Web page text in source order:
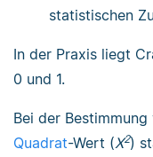
statistischen
In der Praxis liegt
0 und 1.
Bei der
Quadrat-Wert (X2)